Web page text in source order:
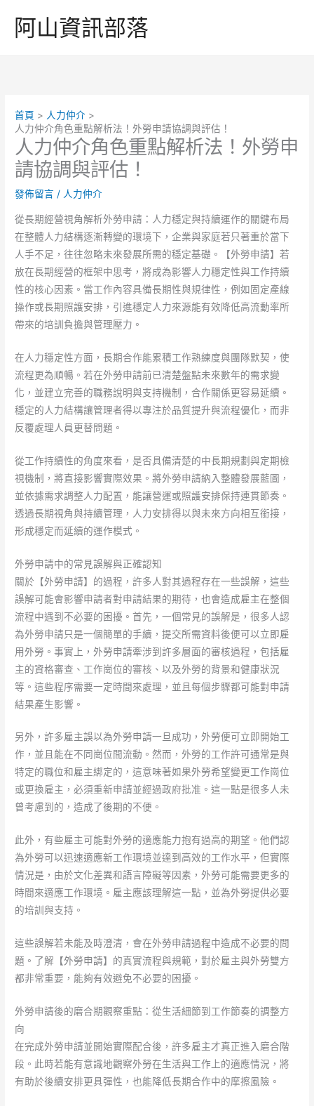
阿山資訊部落
首頁
人力仲介
人力仲介角色重點解析法！外勞申請協調與評估！
人力仲介角色重點解析法！外勞申
請協調與評估！
發佈留言 / 人力仲介
從長期經營視角解析外勞申請：人力穩定與持續運作的關鍵布局
在整體人力結構逐漸轉變的環境下，企業與家庭若只著重於當下
人手不足，往往忽略未來發展所需的穩定基礎。【外勞申請】若
放在長期經營的框架中思考，將成為影響人力穩定性與工作持續
性的核心因素。當工作內容具備長期性與規律性，例如固定產線
操作或長期照護安排，引進穩定人力來源能有效降低高流動率所
帶來的培訓負擔與管理壓力。
在人力穩定性方面，長期合作能累積工作熟練度與團隊默契，使
流程更為順暢。若在外勞申請前已清楚盤點未來數年的需求變
化，並建立完善的職務說明與支持機制，合作關係更容易延續。
穩定的人力結構讓管理者得以專注於品質提升與流程優化，而非
反覆處理人員更替問題。
從工作持續性的角度來看，是否具備清楚的中長期規劃與定期檢
視機制，將直接影響實際效果。將外勞申請納入整體發展藍圖，
並依據需求調整人力配置，能讓營運或照護安排保持連貫節奏。
透過長期視角與持續管理，人力安排得以與未來方向相互銜接，
形成穩定而延續的運作模式。
外勞申請中的常見誤解與正確認知
關於【外勞申請】的過程，許多人對其過程存在一些誤解，這些
誤解可能會影響申請者對申請結果的期待，也會造成雇主在整個
流程中遇到不必要的困擾。首先，一個常見的誤解是，很多人認
為外勞申請只是一個簡單的手續，提交所需資料後便可以立即雇
用外勞。事實上，外勞申請牽涉到許多層面的審核過程，包括雇
主的資格審查、工作崗位的審核、以及外勞的背景和健康狀況
等。這些程序需要一定時間來處理，並且每個步驟都可能對申請
結果產生影響。
另外，許多雇主誤以為外勞申請一旦成功，外勞便可立即開始工
作，並且能在不同崗位間流動。然而，外勞的工作許可通常是與
特定的職位和雇主綁定的，這意味著如果外勞希望變更工作崗位
或更換雇主，必須重新申請並經過政府批准。這一點是很多人未
曾考慮到的，造成了後期的不便。
此外，有些雇主可能對外勞的適應能力抱有過高的期望。他們認
為外勞可以迅速適應新工作環境並達到高效的工作水平，但實際
情況是，由於文化差異和語言障礙等因素，外勞可能需要更多的
時間來適應工作環境。雇主應該理解這一點，並為外勞提供必要
的培訓與支持。
這些誤解若未能及時澄清，會在外勞申請過程中造成不必要的問
題。了解【外勞申請】的真實流程與規範，對於雇主與外勞雙方
都非常重要，能夠有效避免不必要的困擾。
外勞申請後的磨合期觀察重點：從生活細節到工作節奏的調整方
向
在完成外勞申請並開始實際配合後，許多雇主才真正進入磨合階
段。此時若能有意識地觀察外勞在生活與工作上的適應情況，將
有助於後續安排更具彈性，也能降低長期合作中的摩擦風險。